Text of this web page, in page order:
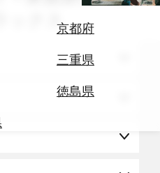
京都府
三重県
徳島県
ックス